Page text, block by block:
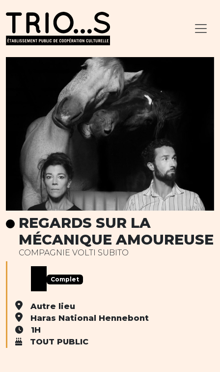
REGARDS SUR LA
MÉCANIQUE AMOUREUSE
COMPAGNIE VOLTI SUBITO
Complet
Autre lieu
Haras National Hennebont
1H
TOUT PUBLIC